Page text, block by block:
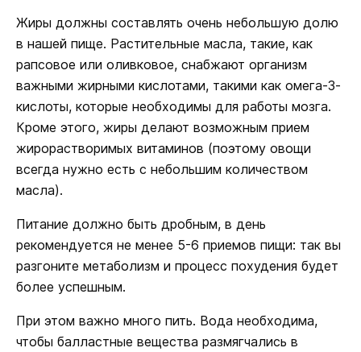
Жиры должны составлять очень небольшую долю
в нашей пище. Растительные масла, такие, как
рапсовое или оливковое, снабжают организм
важными жирными кислотами, такими как омега-3-
кислоты, которые необходимы для работы мозга.
Кроме этого, жиры делают возможным прием
жирорастворимых витаминов (поэтому овощи
всегда нужно есть с небольшим количеством
масла).
Питание должно быть дробным, в день
рекомендуется не менее 5-6 приемов пищи: так вы
разгоните метаболизм и процесс похудения будет
более успешным.
При этом важно много пить. Вода необходима,
чтобы балластные вещества размягчались в